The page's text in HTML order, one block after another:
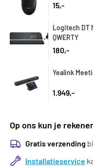
15,-
Logitech DT
QWERTY
180,-
Yealink
1.949,-
Op ons kun je
Gratis verzending
Installatieservice